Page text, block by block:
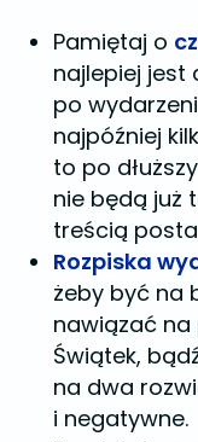
Pamiętaj o
najlepiej jest
po
najpóźniej
to po
nie będą już
treścią
Rozpiska
żeby być na
nawiązać na
Świątek,
na dwa
i negatywne.